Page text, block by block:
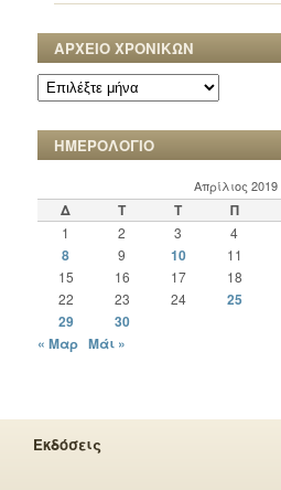
ΑΡΧΕΙΟ ΧΡΟΝΙΚΩΝ
ΑΡΧΕΙΟ
ΧΡΟΝΙΚΩΝ
ΗΜΕΡΟΛΟΓΙΟ
Απρίλιος 2019
Δ Τ Τ Π
1 2 3 4
8
9 10 11
15 16 17 18
22 23 24 25
29
30
« Μαρ Μάι »
Εκδόσεις